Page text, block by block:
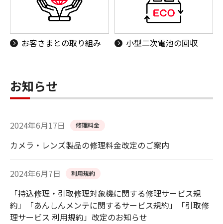
お客さまとの取り組み 小型二次電池の回収
お知らせ
2024年6月17日 修理料金
カメラ・レンズ製品の修理料金改定のご案内
2024年6月7日 利用規約
「持込修理・引取修理対象機に関する修理サービス規
約」「あんしんメンテに関するサービス規約」「引取修
理サービス 利用規約」改定のお知らせ